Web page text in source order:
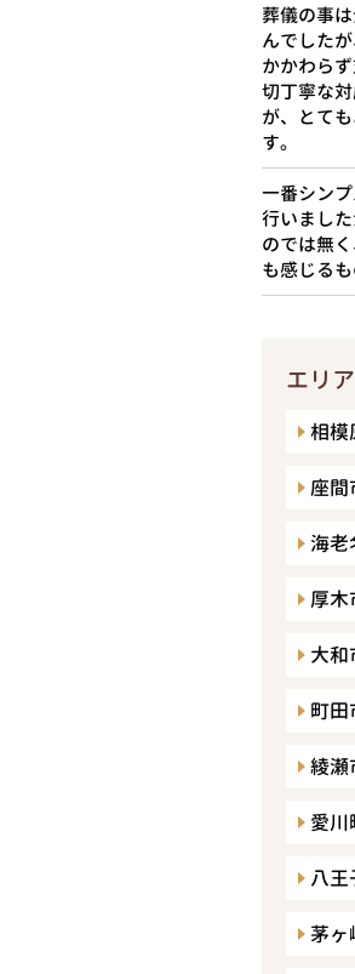
葬儀の事
んでした
かかわら
切丁寧な
が、とて
す。
一番シン
行いまし
のでは無
も感じるも
エリ
相模
座間
海老
厚木
大和
町田
綾瀬
愛川
八王
茅ヶ